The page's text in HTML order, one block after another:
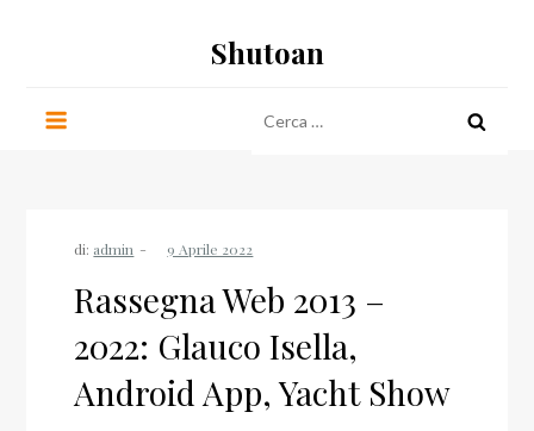
Shutoan
per:
di: admin
Rassegna Web 2013 –
2022: Glauco Isella,
Android App, Yacht Show